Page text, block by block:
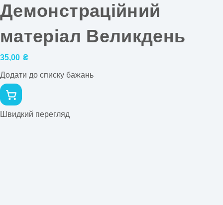
Демонстраційний
матеріал Великдень
35,00 ₴
Додати до списку бажань
Швидкий перегляд